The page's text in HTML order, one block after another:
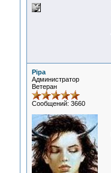
Pipa
Администратор
Ветеран
Сообщений: 3660